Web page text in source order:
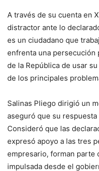
A través de su cuenta en
distractor ante lo
es un ciudadano que
enfrenta una persecución
de la República de usar
de los principales
Salinas Pliego dirigió un
aseguró que su
Consideró que las
expresó apoyo a las tres
empresario, forman parte
impulsada desde el